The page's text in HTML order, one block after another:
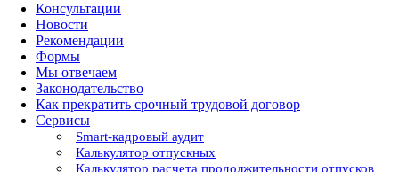
Консультации
Новости
Рекомендации
Формы
Мы отвечаем
Законодательство
Как прекратить срочный трудовой договор
Сервисы
Smart-кадровый аудит
Калькулятор отпускных
Калькулятор расчета продолжительности отпусков